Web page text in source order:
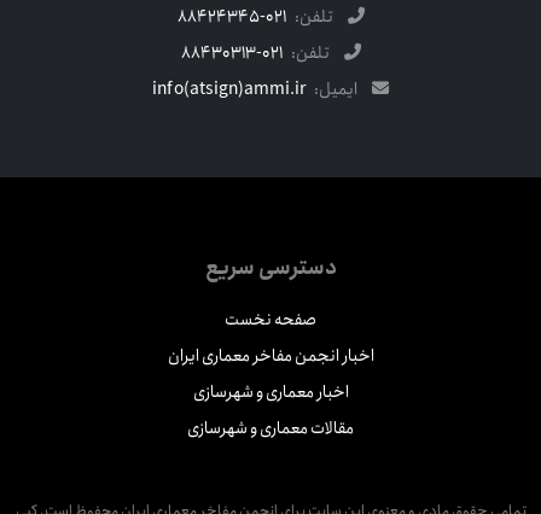
تلفن: 021-88424345
تلفن: 021-88430313
ایمیل: info(atsign)ammi.ir
دسترسی سریع
صفحه نخست
اخبار انجمن مفاخر معماری ایران
اخبار معماری و شهرسازی
مقالات معماری و شهرسازی